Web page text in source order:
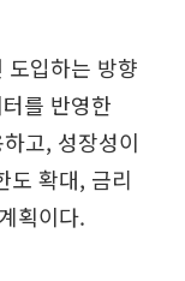
도입하는 방향
를 반영한
고, 성장성이
도 확대, 금리
획이다.